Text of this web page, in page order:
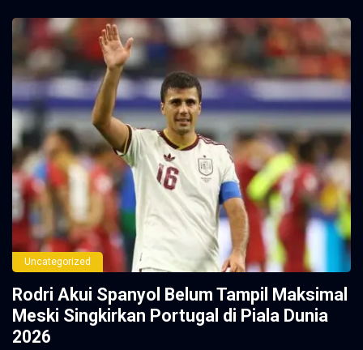
Uncategorized
Rodri Akui Spanyol Belum Tampil Maksimal
Meski Singkirkan Portugal di Piala Dunia
2026